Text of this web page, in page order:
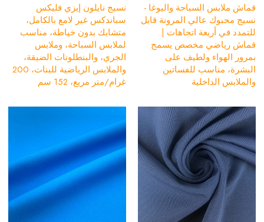
قماش ملابس السباحة واليوغا -
نسيج محبوك عالي المرونة قابل
للتمدد في أربعة اتجاهات |
قماش رياضي مخصص يسمح
بمرور الهواء ولطيف على
البشرة، مناسب للفساتين
والملابس الداخلية
نسيج نايلون إيزي فليكس
سباندكس غير لامع بالكامل،
متشابك بدون خياطة، مناسب
لملابس السباحة، وملابس
الجري، والبنطلونات الضيقة،
والملابس الرياضية للبنات، 200
غرام/متر مربع، 152 سم